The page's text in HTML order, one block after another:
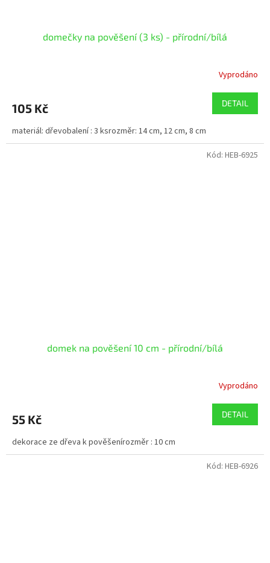
domečky na pověšení (3 ks) - přírodní/bílá
Vyprodáno
105 Kč DETAIL
materiál: dřevobalení : 3 ksrozměr: 14 cm, 12 cm, 8 cm
domek na pověšení 10 cm - přírodní/bílá
Vyprodáno
55 Kč DETAIL
dekorace ze dřeva k pověšenírozměr : 10 cm
Kód: HEB-6925
Kód: HEB-6926